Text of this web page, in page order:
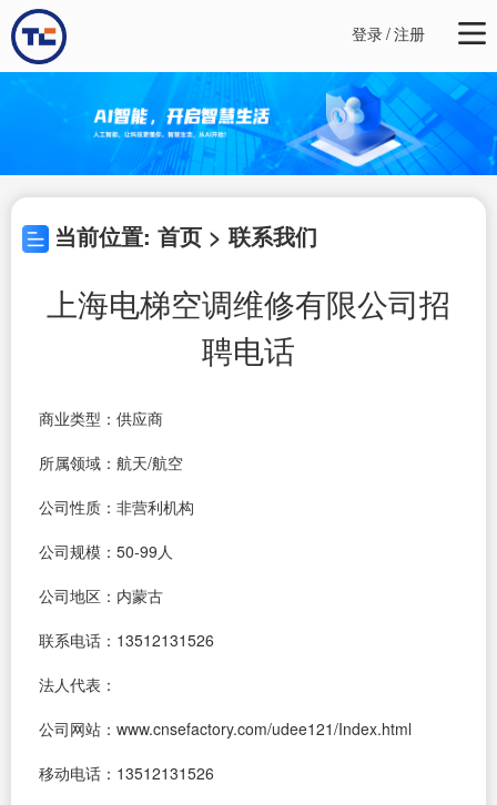
登录/注册
当前位置: 首页 > 联系我们
上海电梯空调维修有限公司招
聘电话
商业类型：供应商
所属领域：航天/航空
公司性质：非营利机构
公司规模：50-99人
公司地区：内蒙古
联系电话：13512131526
法人代表：
公司网站：www.cnsefactory.com/udee121/Index.html
移动电话：13512131526